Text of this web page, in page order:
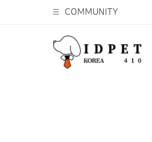
COMMUNITY